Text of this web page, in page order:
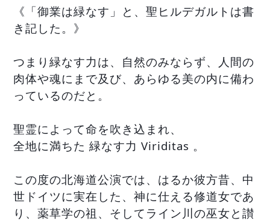
《「御業は緑なす」と、聖ヒルデガルトは書
き記した。》
つまり緑なす力は、自然のみならず、人間の
肉体や魂にまで及び、あらゆる美の内に備わ
っているのだと。
聖霊によって命を吹き込まれ、
全地に満ちた 緑なす力 Viriditas 。
この度の北海道公演では、はるか彼方昔、中
世ドイツに実在した、神に仕える修道女であ
り、薬草学の祖、そしてライン川の巫女と讃